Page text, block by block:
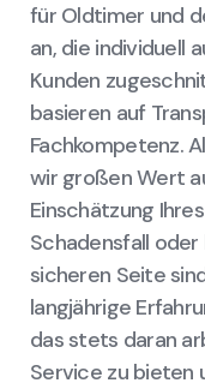
für Oldtimer und
an, die individuell
Kunden
basieren auf
Fachkompetenz.
wir großen Wert
Einschätzung
Schadensfall
sicheren Seite
langjährige
das stets daran
Service zu bieten